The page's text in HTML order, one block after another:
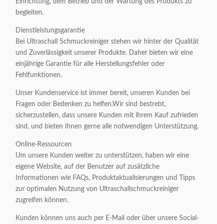
Einrichtung, dem Betrieb und der Wartung des Produkts zu
begleiten.
Dienstleistungsgarantie
Bei Ultraschall Schmuckreiniger stehen wir hinter der Qualität
und Zuverlässigkeit unserer Produkte. Daher bieten wir eine
einjährige Garantie für alle Herstellungsfehler oder
Fehlfunktionen.
Unser Kundenservice ist immer bereit, unseren Kunden bei
Fragen oder Bedenken zu helfen.Wir sind bestrebt,
sicherzustellen, dass unsere Kunden mit ihrem Kauf zufrieden
sind, und bieten Ihnen gerne alle notwendigen Unterstützung.
Online-Ressourcen
Um unsere Kunden weiter zu unterstützen, haben wir eine
eigene Website, auf der Benutzer auf zusätzliche
Informationen wie FAQs, Produktaktualisierungen und Tipps
zur optimalen Nutzung von Ultraschallschmuckreiniger
zugreifen können.
Kunden können uns auch per E-Mail oder über unsere Social-